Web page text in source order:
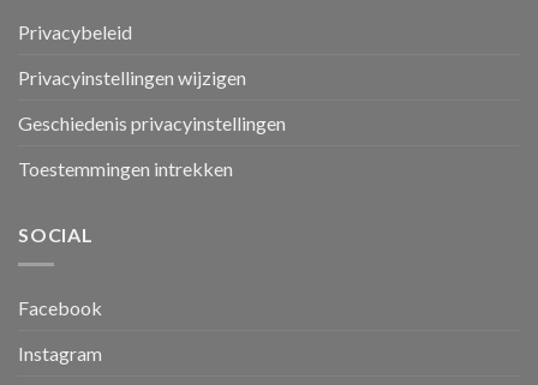
Privacybeleid
Privacyinstellingen wijzigen
Geschiedenis privacyinstellingen
Toestemmingen intrekken
SOCIAL
Facebook
Instagram